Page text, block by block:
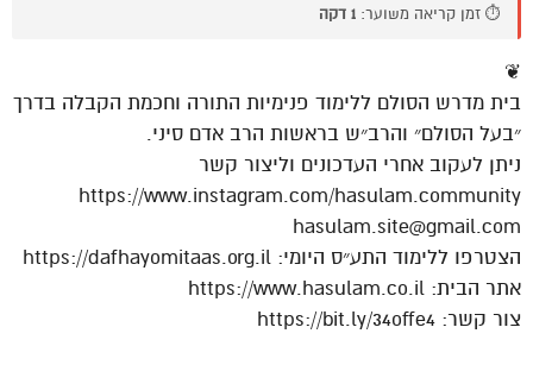
⏱️ זמן קריאה משוער: 1 דקה
❦
בית מדרש הסולם ללימוד פנימיות התורה וחכמת הקבלה בדרך
״בעל הסולם״ והרב״ש בראשות הרב אדם סיני.
ניתן לעקוב אחרי העדכונים וליצור קשר
https://www.instagram.com/hasulam.community
hasulam.site@gmail.com
הצטרפו ללימוד התע״ס היומי: https://dafhayomitaas.org.il
אתר הבית: https://www.hasulam.co.il
צור קשר: https://bit.ly/34offe4